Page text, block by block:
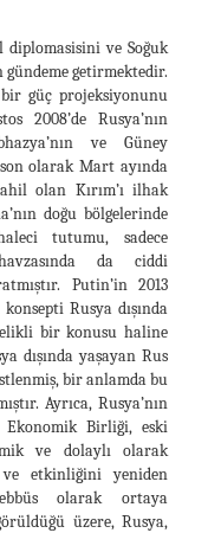
ve Soğuk
gündeme getirmektedir.
güç projeksiyonunu
2008’de Rusya’nın
ve Güney
son olarak Mart ayında
olan Kırım’ı ilhak
doğu bölgelerinde
tutumu, sadece
da ciddi
Putin’in 2013
Rusya dışında
bir konusu haline
dışında yaşayan Rus
bir anlamda bu
Ayrıca, Rusya’nın
Ekonomik Birliği, eski
ve dolaylı olarak
ve etkinliğini yeniden
olarak ortaya
üzere, Rusya,